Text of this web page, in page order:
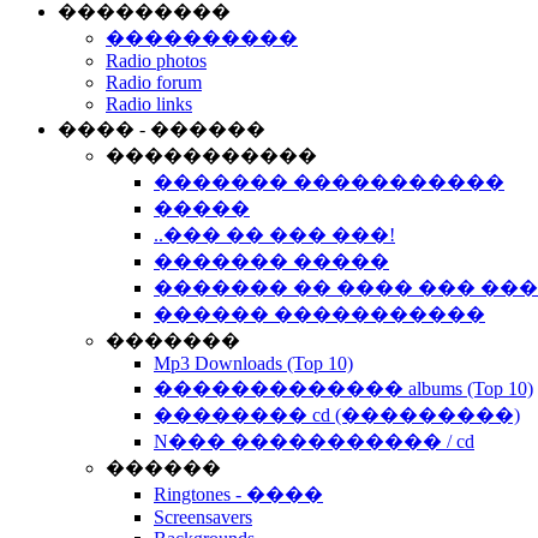
���������
����������
Radio photos
Radio forum
Radio links
���� - ������
�����������
������� �����������
�����
..��� �� ��� ���!
������� �����
������� �� ���� ���
������ �����������
�������
Mp3 Downloads (Top 10)
������������� albums (Top 10)
�������� cd (���������)
N��� ����������� / cd
������
Ringtones - ����
Screensavers